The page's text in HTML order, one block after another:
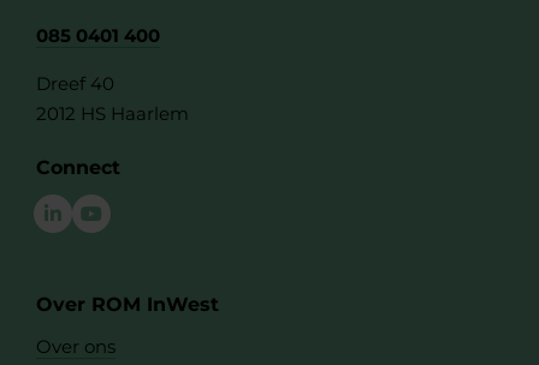
085 0401 400
Dreef 40
2012 HS Haarlem
Connect
Over ROM InWest
Over ons